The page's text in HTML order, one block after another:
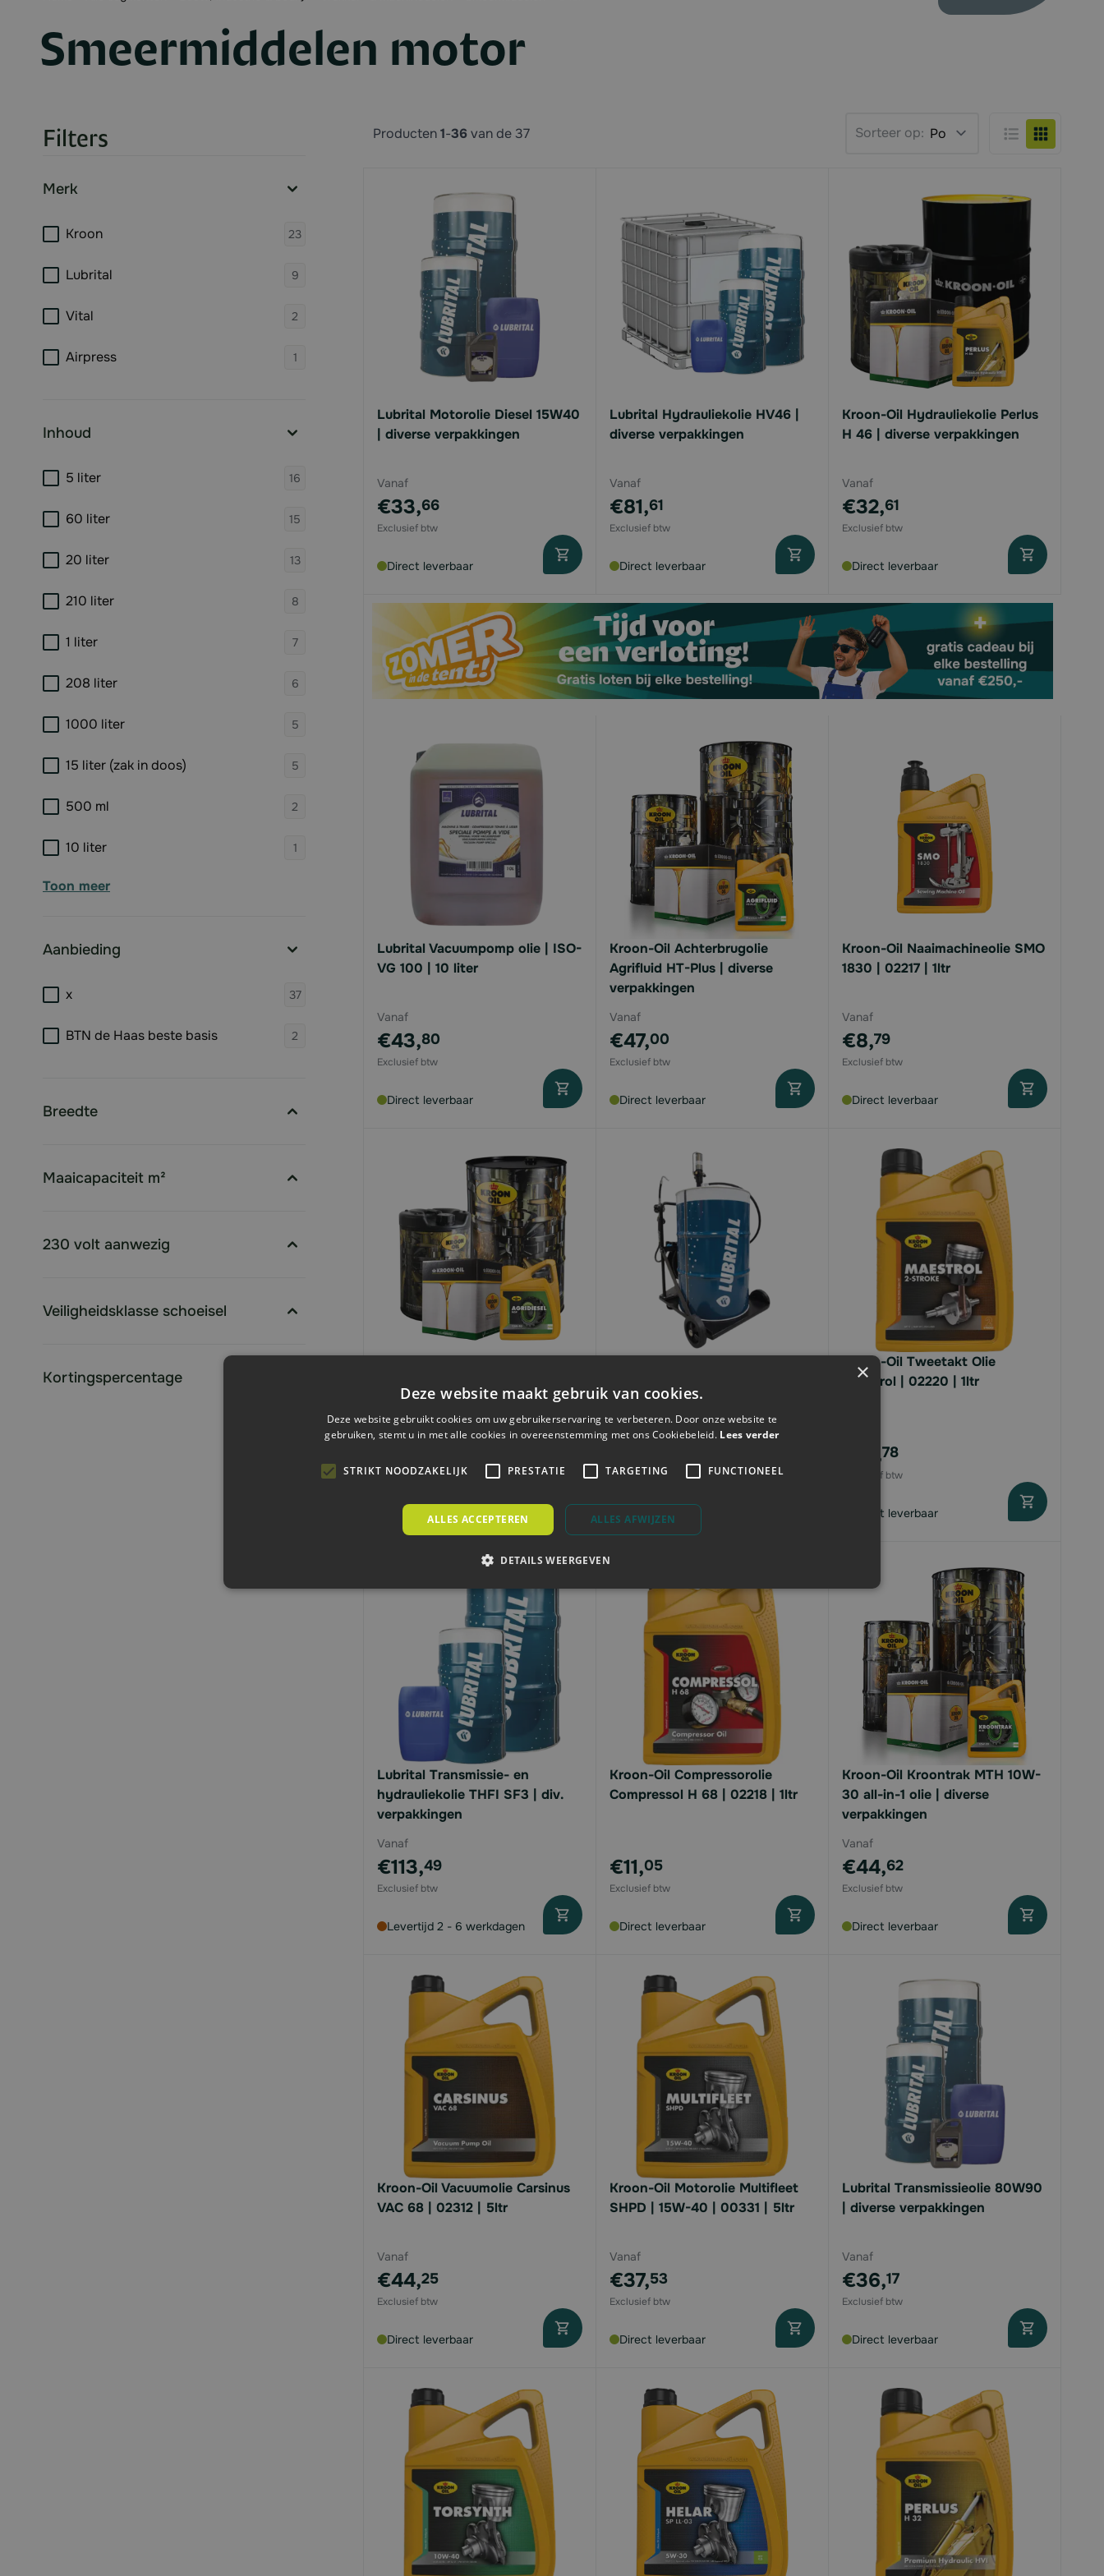
Smeermiddelen motor
Filters
Merk
Kroon 23
Lubrital 9
Vital 2
Airpress 1
Inhoud
5 liter 16 products available
60 liter 15 products available
20 liter 13
210 liter 8
1 liter 7 products available
208 liter 6 products available
1000 liter 5
15 liter (zak in doos) 5 products available
500 ml 2
10 liter 1
Toon meer
Aanbieding
x 37
BTN de Haas beste basis 2 products available
Breedte
Maaicapaciteit m²
230 volt aanwezig
Veiligheidsklasse schoeisel
Kortingspercentage
Producten1-36van de 37 Sorteer op: Foto-tabel
Lijst
Lubrital Motorolie Diesel 15W40
| diverse verpakkingen
Vanaf
€33,66
Direct leverbaar
Lubrital Hydrauliekolie HV46 |
diverse verpakkingen
Vanaf
€81,61
Direct leverbaar
Kroon-Oil Hydrauliekolie Perlus
H 46 | diverse verpakkingen
Vanaf
€32,61
Direct leverbaar
Lubrital Vacuumpomp olie | ISO-
VG 100 | 10 liter
Vanaf
€43,80
Direct leverbaar
Kroon-Oil Achterbrugolie
Agrifluid HT-Plus | diverse
verpakkingen
Vanaf
€47,00
Direct leverbaar
Kroon-Oil Naaimachineolie SMO
1830 | 02217 | 1ltr
Vanaf
€8,79
Direct leverbaar
verpakkingen
Vanaf
Direct leverbaar Levertijd 2 - 6 werkdagen
Kroon-Oil Tweetakt Olie
Maestrol | 02220 | 1ltr
€10,78
Direct leverbaar
Lubrital Transmissie- en
hydrauliekolie THFI SF3 | div.
verpakkingen
Vanaf
€113,49
Levertijd 2 - 6 werkdagen
Kroon-Oil Compressorolie
Compressol H 68 | 02218 | 1ltr
€11,05
Direct leverbaar
Kroon-Oil Kroontrak MTH 10W-
30 all-in-1 olie | diverse
verpakkingen
Vanaf
€44,62
Direct leverbaar
Kroon-Oil Vacuumolie Carsinus
VAC 68 | 02312 | 5ltr
Vanaf
€44,25
Direct leverbaar
Kroon-Oil Motorolie Multifleet
SHPD | 15W-40 | 00331 | 5ltr
Vanaf
€37,53
Direct leverbaar
Lubrital Transmissieolie 80W90
| diverse verpakkingen
Vanaf
€36,17
Direct leverbaar
×
Deze website maakt gebruik van cookies.
Deze website gebruikt cookies om uw gebruikerservaring te verbeteren. Door onze website te
gebruiken, stemt u in met alle cookies in overeenstemming met ons Cookiebeleid. Lees verder
STRIKT NOODZAKELIJK PRESTATIE TARGETING FUNCTIONEEL
ALLES ACCEPTEREN ALLES AFWIJZEN
DETAILS WEERGEVEN